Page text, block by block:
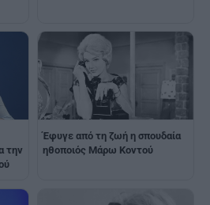
την
Έφυγε από τη ζωή η σπουδαία
ηθοποιός Μάρω Κοντού